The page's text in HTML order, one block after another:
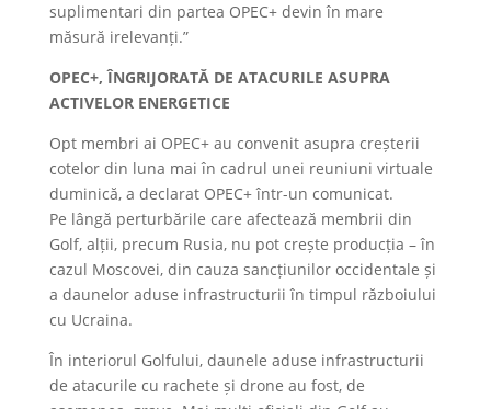
suplimentari din partea OPEC+ devin în mare
măsură irelevanți.”
OPEC+, ÎNGRIJORATĂ DE ATACURILE ASUPRA
ACTIVELOR ENERGETICE
Opt membri ai OPEC+ au convenit asupra creșterii
cotelor din luna mai în cadrul unei reuniuni virtuale
duminică, a declarat OPEC+ într-un comunicat.
Pe lângă perturbările care afectează membrii din
Golf, alții, precum Rusia, nu pot crește producția – în
cazul Moscovei, din cauza sancțiunilor occidentale și
a daunelor aduse infrastructurii în timpul războiului
cu Ucraina.
În interiorul Golfului, daunele aduse infrastructurii
de atacurile cu rachete și drone au fost, de